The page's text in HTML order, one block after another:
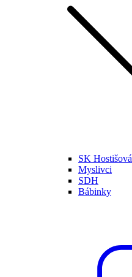
SK Hostišová
Myslivci
SDH
Bábinky